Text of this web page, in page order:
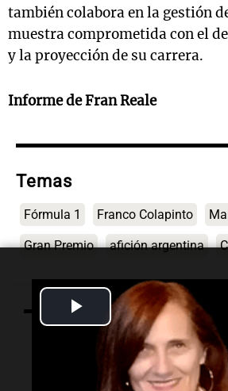
Play
Video
también colabora en la gestión
muestra comprometida con el
y la proyección de su carrera.
Informe de Fran Reale
Temas
Fórmula 1 Franco Colapinto
Gran Premio afición argentina
Lo último